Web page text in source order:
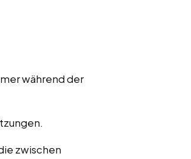
während der
zwischen